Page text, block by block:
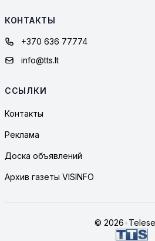
КОНТАКТЫ
+370 636 77774
info@tts.lt
ССЫЛКИ
Контакты
Реклама
Доска объявлений
Архив газеты VISINFO
© 2026•